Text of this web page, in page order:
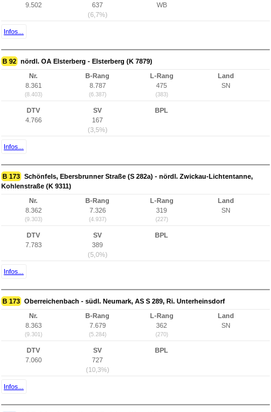
9.502
637
(6,7%)
WB
Infos...
B 92 nördl. OA Elsterberg - Elsterberg (K 7879)
Nr.
8.361
(8.403)
B-Rang
8.787
(6.387)
L-Rang
475
(383)
Land
SN
DTV
4.766
SV
167
(3,5%)
BPL
Infos...
B 173 Schönfels, Ebersbrunner Straße (S 282a) - nördl. Zwickau-Lichtentanne,
Kohlenstraße (K 9311)
Nr.
8.362
(9.303)
B-Rang
7.326
(4.937)
L-Rang
319
(227)
Land
SN
DTV
7.783
SV
389
(5,0%)
BPL
Infos...
B 173 Oberreichenbach - südl. Neumark, AS S 289, Ri. Unterheinsdorf
Nr.
8.363
(9.301)
B-Rang
7.679
(5.284)
L-Rang
362
(270)
Land
SN
DTV
7.060
SV
727
(10,3%)
BPL
Infos...